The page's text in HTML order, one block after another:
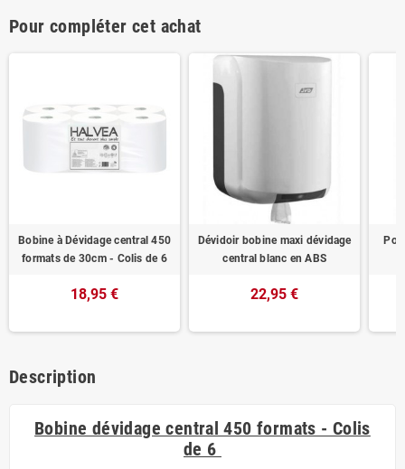
Pour compléter cet achat
Bobine à Dévidage central 450
formats de 30cm - Colis de 6
18,95 €
Dévidoir bobine maxi dévidage
central blanc en ABS
22,95 €
Description
Bobine dévidage central 450 formats - Colis
de 6